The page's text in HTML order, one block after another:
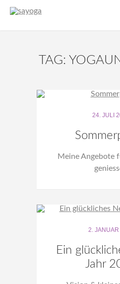
TAG:
24. JULI
Meine Angebote
2.
Ein
Jahr